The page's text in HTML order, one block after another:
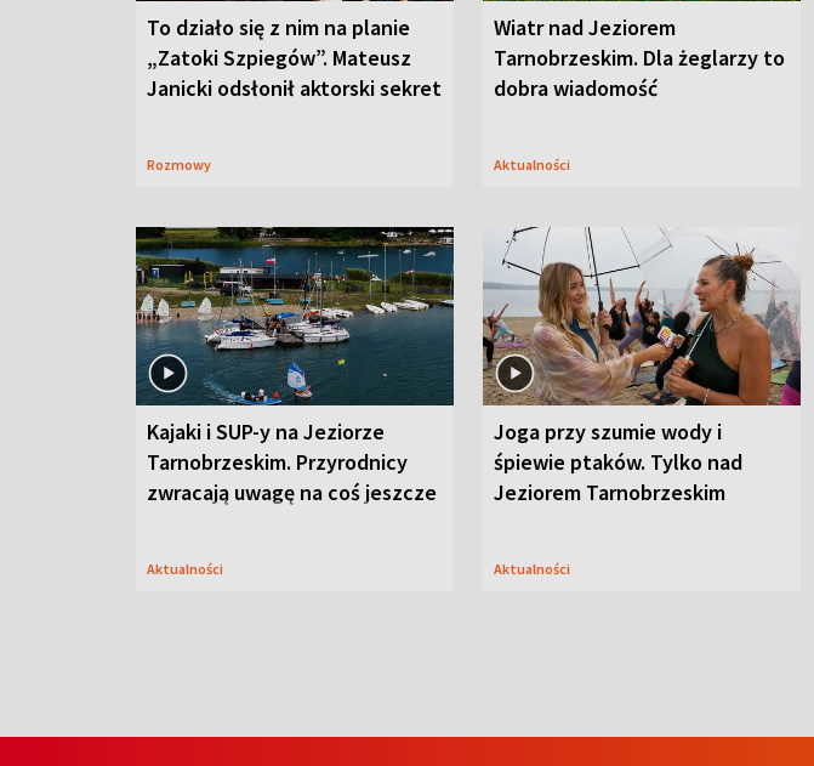
To działo się z nim na planie
„Zatoki Szpiegów”. Mateusz
Janicki odsłonił aktorski sekret
Rozmowy
Wiatr nad Jeziorem
Tarnobrzeskim. Dla żeglarzy to
dobra wiadomość
Aktualności
Kajaki i SUP-y na Jeziorze
Tarnobrzeskim. Przyrodnicy
zwracają uwagę na coś jeszcze
Aktualności
Joga przy szumie wody i
śpiewie ptaków. Tylko nad
Jeziorem Tarnobrzeskim
Aktualności